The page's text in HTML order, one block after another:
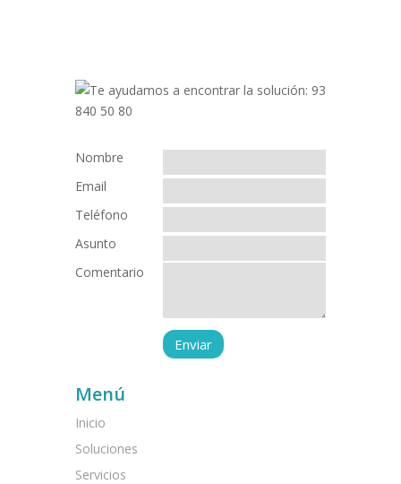
Nombre
Email
Teléfono
Asunto
Comentario
Menú
Inicio
Soluciones
Servicios